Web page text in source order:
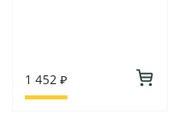
1 452 ₽